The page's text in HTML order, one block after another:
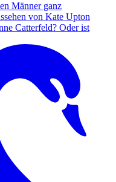
Männer ganz
von Kate Upton
Catterfeld? Oder ist